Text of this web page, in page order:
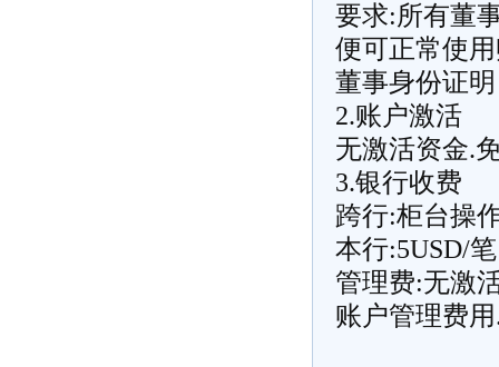
要求:所有董
便可正常使
董事身份证明
2.账户激活
无激活资金.
3.银行收费
跨行:柜台操
本行:5USD/
管理费:无激
账户管理费